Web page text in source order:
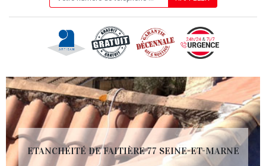
ETANCHÉITÉ DE FAITIÈRE 77 SEINE-ET-MARNE